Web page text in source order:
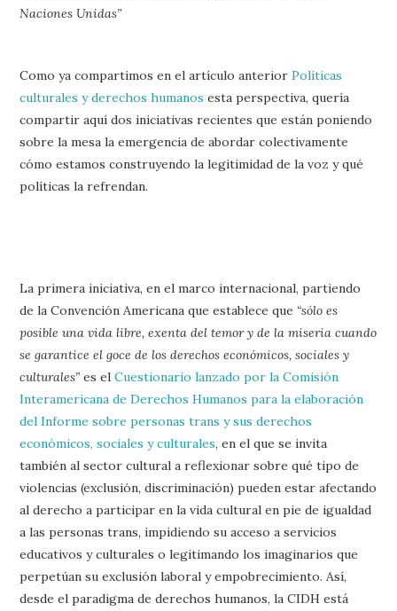
Naciones Unidas”
Como ya compartimos en el artículo anteriorPolíticas
culturales y derechos humanos esta perspectiva, quería
compartir aquí dos iniciativas recientes que están poniendo
sobre la mesa la emergencia de abordar colectivamente
cómo estamos construyendo la legitimidad de la voz y qué
políticas la refrendan.
La primera iniciativa, en el marco internacional, partiendo
de la Convención Americana que establece que “sólo es
posible una vida libre, exenta del temor y de la miseria cuando
se garantice el goce de los derechos económicos, sociales y
culturales” es elCuestionario lanzado por la Comisión
Interamericana de Derechos Humanos para la elaboración
del Informe sobre personas trans y sus derechos
económicos, sociales y culturales, en el que se invita
también al sector cultural a reflexionar sobre qué tipo de
violencias (exclusión, discriminación) pueden estar afectando
al derecho a participar en la vida cultural en pie de igualdad
a las personas trans, impidiendo su acceso a servicios
educativos y culturales o legitimando los imaginarios que
perpetúan su exclusión laboral y empobrecimiento. Así,
desde el paradigma de derechos humanos, la CIDH está